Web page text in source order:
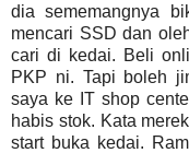
dia sememangnya
mencari SSD dan
cari di kedai. Beli
PKP ni. Tapi boleh
saya ke IT shop
habis stok. Kata
start buka kedai.